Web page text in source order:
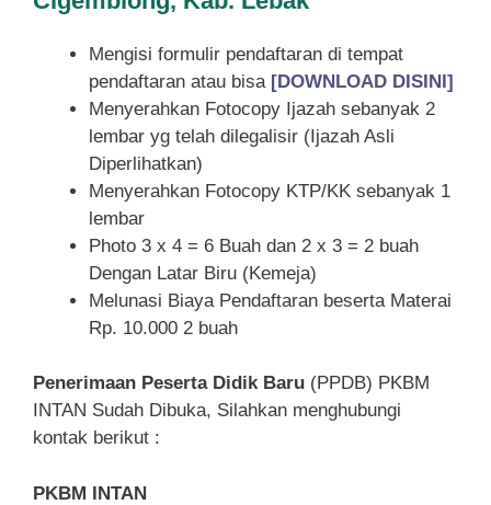
Mengisi formulir pendaftaran di tempat
pendaftaran atau bisa [DOWNLOAD DISINI]
Menyerahkan Fotocopy Ijazah sebanyak 2
lembar yg telah dilegalisir (Ijazah Asli
Diperlihatkan)
Menyerahkan Fotocopy KTP/KK sebanyak 1
lembar
Photo 3 x 4 = 6 Buah dan 2 x 3 = 2 buah
Dengan Latar Biru (Kemeja)
Melunasi Biaya Pendaftaran beserta Materai
Rp. 10.000 2 buah
Penerimaan Peserta Didik Baru (PPDB) PKBM
INTAN Sudah Dibuka, Silahkan menghubungi
kontak berikut :
PKBM INTAN